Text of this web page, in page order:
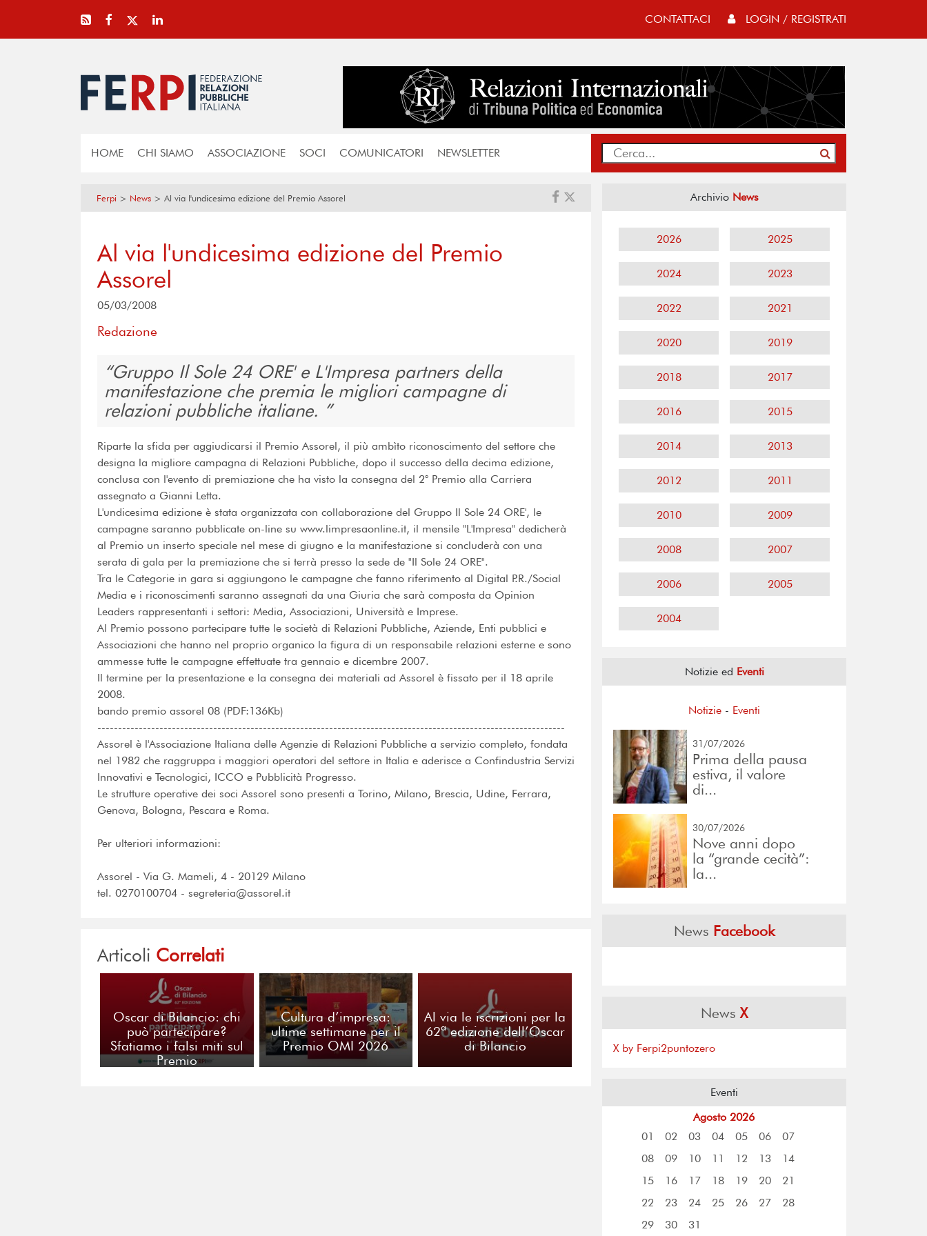
CONTATTACI LOGIN / REGISTRATI
HOME CHI SIAMO ASSOCIAZIONE SOCI COMUNICATORI NEWSLETTER
Ferpi > News > Al via l'undicesima edizione del Premio Assorel
Al via l'undicesima edizione del Premio
Assorel
05/03/2008
Redazione
Gruppo Il Sole 24 ORE' e L'Impresa partners della
manifestazione che premia le migliori campagne di
relazioni pubbliche italiane.
Riparte la sfida per aggiudicarsi il Premio Assorel, il più ambìto riconoscimento del settore che
designa la migliore campagna di Relazioni Pubbliche, dopo il successo della decima edizione,
conclusa con l'evento di premiazione che ha visto la consegna del 2° Premio alla Carriera
assegnato a Gianni Letta.
L'undicesima edizione è stata organizzata con collaborazione del Gruppo Il Sole 24 ORE', le
campagne saranno pubblicate on-line su www.limpresaonline.it, il mensile "L'Impresa" dedicherà
al Premio un inserto speciale nel mese di giugno e la manifestazione si concluderà con una
serata di gala per la premiazione che si terrà presso la sede de "Il Sole 24 ORE".
Tra le Categorie in gara si aggiungono le campagne che fanno riferimento al Digital P.R./Social
Media e i riconoscimenti saranno assegnati da una Giuria che sarà composta da Opinion
Leaders rappresentanti i settori: Media, Associazioni, Università e Imprese.
Al Premio possono partecipare tutte le società di Relazioni Pubbliche, Aziende, Enti pubblici e
Associazioni che hanno nel proprio organico la figura di un responsabile relazioni esterne e sono
ammesse tutte le campagne effettuate tra gennaio e dicembre 2007.
Il termine per la presentazione e la consegna dei materiali ad Assorel è fissato per il 18 aprile
2008.
bando premio assorel 08 (PDF:136Kb)
-----------------------------------------------------------------------------------------------------------------
Assorel è l'Associazione Italiana delle Agenzie di Relazioni Pubbliche a servizio completo, fondata
nel 1982 che raggruppa i maggiori operatori del settore in Italia e aderisce a Confindustria Servizi
Innovativi e Tecnologici, ICCO e Pubblicità Progresso.
Le strutture operative dei soci Assorel sono presenti a Torino, Milano, Brescia, Udine, Ferrara,
Genova, Bologna, Pescara e Roma.
Per ulteriori informazioni:
Assorel - Via G. Mameli, 4 - 20129 Milano
tel. 0270100704 - segreteria@assorel.it
Articoli Correlati
Oscar di Bilancio: chi
può partecipare?
Sfatiamo i falsi miti sul
Premio
Cultura d’impresa:
ultime settimane per il
Premio OMI 2026
Al via le iscrizioni per la
62ª edizione dell’Oscar
di Bilancio
Archivio News
2026 2025
2024 2023
2022 2021
2020 2019
2018 2017
2016 2015
2014 2013
2012 2011
2010 2009
2008 2007
2006 2005
2004
Notizie ed Eventi
Notizie - Eventi
31/07/2026
Prima della pausa
estiva, il valore
di...
30/07/2026
Nove anni dopo
la “grande cecità”:
la...
News Facebook
NewsX
X by Ferpi2puntozero
Eventi
Agosto 2026
01
02 03 04 05 06
07
08
09 10 11 12 13
14
15
16 17 18 19 20
21
22
23 24 25 26 27
28
29
30 31